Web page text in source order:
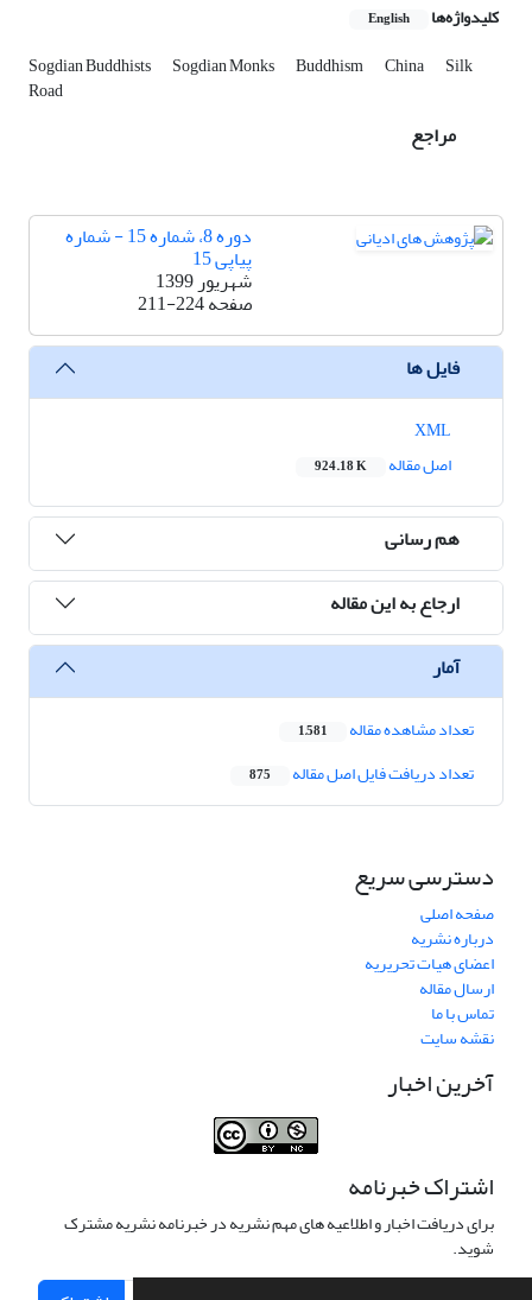
کلیدواژه‌ها English
Sogdian Buddhists Sogdian Monks Buddhism China Silk
Road
مراجع
دوره 8، شماره 15 - شماره
پیاپی 15
شهریور 1399
صفحه211-224
فایل ها
اصل مقاله
924.18 K
هم رسانی
ارجاع به این مقاله
آمار
تعداد مشاهده مقاله 1,581
تعداد دریافت فایل اصل مقاله 875
دسترسی سریع
صفحه اصلی
درباره نشریه
اعضای هیات تحریریه
ارسال مقاله
تماس با ما
نقشه سایت
آخرین اخبار
اشتراک خبرنامه
برای دریافت اخبار و اطلاعیه های مهم نشریه در خبرنامه نشریه مشترک
شوید.